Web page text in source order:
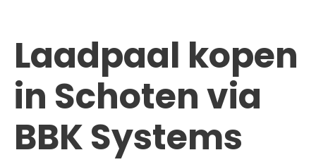
Laadpaal kopen
in Schoten via
BBK Systems